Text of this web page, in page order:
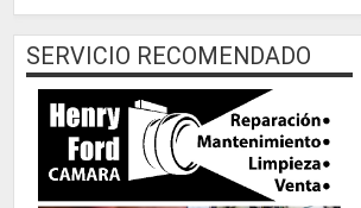
SERVICIO RECOMENDADO